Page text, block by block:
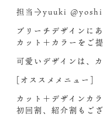
担当→yuuki
ブリーチデザインに
カット＋カラーをご
可愛いデザインは、
[オススメメニュー]
カット＋デザインカ
初回割、紹介割もご